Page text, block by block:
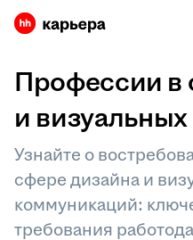
Профессии в
и
Узнайте о
сфере дизайна и
коммуникаций:
требования